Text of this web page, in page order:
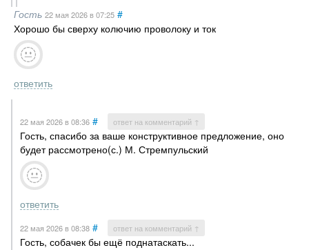
Гость 22 мая 2026в 07:25 #
Хорошо бы сверху колючию проволоку и ток
ответить
22 мая 2026в 08:36 # ответ на комментарий ↑
Гость, спасибо за ваше конструктивное предложение, оно
будет рассмотрено(с.) М. Стремпульский
ответить
22 мая 2026в 08:38 # ответ на комментарий ↑
Гость, собачек бы ещё поднатаскать...